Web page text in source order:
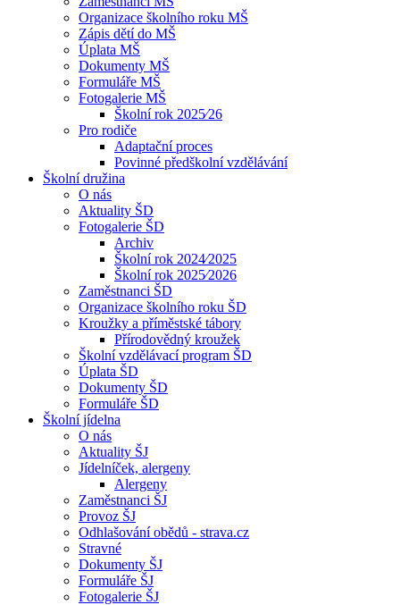
Organizace školního roku MŠ
Zápis dětí do MŠ
Úplata MŠ
Dokumenty MŠ
Formuláře MŠ
Fotogalerie MŠ
Školní rok 2025⁄26
Pro rodiče
Adaptační proces
Povinné předškolní vzdělávání
Školní družina
O nás
Aktuality ŠD
Fotogalerie ŠD
Archiv
Školní rok 2024⁄2025
Školní rok 2025⁄2026
Zaměstnanci ŠD
Organizace školního roku ŠD
Kroužky a příměstské tábory
Přírodovědný kroužek
Školní vzdělávací program ŠD
Úplata ŠD
Dokumenty ŠD
Formuláře ŠD
Školní jídelna
O nás
Aktuality ŠJ
Jídelníček, alergeny
Alergeny
Zaměstnanci ŠJ
Provoz ŠJ
Odhlašování obědů - strava.cz
Stravné
Dokumenty ŠJ
Formuláře ŠJ
Fotogalerie ŠJ